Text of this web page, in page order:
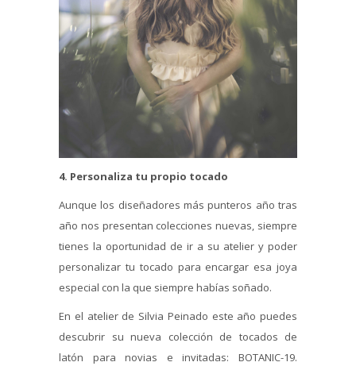
4. Personaliza tu propio tocado
Aunque los diseñadores más punteros año tras
año nos presentan colecciones nuevas, siempre
tienes la oportunidad de ir a su atelier y poder
personalizar tu tocado para encargar esa joya
especial con la que siempre habías soñado.
En el atelier de Silvia Peinado este año puedes
descubrir su nueva colección de tocados de
latón para novias e invitadas: BOTANIC-19.